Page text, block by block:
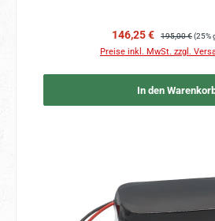
Verkaufspreis:
146,25 € Regulärer Preis:
195,00 €(25%
Preise inkl. MwSt. zzgl.
In den